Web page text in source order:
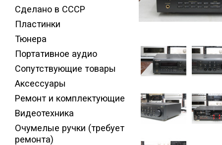
Сделано в СССР
Пластинки
Тюнера
Портативное аудио
Сопутствующие товары
Аксессуары
Ремонт и комплектующие
Видеотехника
Очумелые ручки (требует
ремонта)